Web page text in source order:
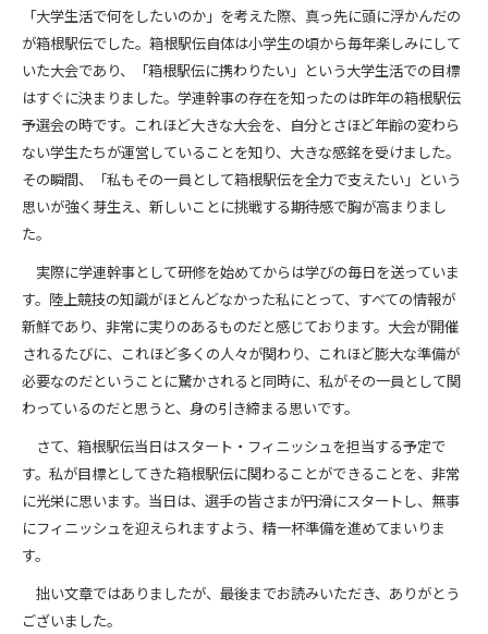
「大学生活で何をしたいのか」を考えた際、真っ先に頭に浮かんだの
が箱根駅伝でした。箱根駅伝自体は小学生の頃から毎年楽しみにして
いた大会であり、「箱根駅伝に携わりたい」という大学生活での目標
はすぐに決まりました。学連幹事の存在を知ったのは昨年の箱根駅伝
予選会の時です。これほど大きな大会を、自分とさほど年齢の変わら
ない学生たちが運営していることを知り、大きな感銘を受けました。
その瞬間、「私もその一員として箱根駅伝を全力で支えたい」という
思いが強く芽生え、新しいことに挑戦する期待感で胸が高まりまし
た。
実際に学連幹事として研修を始めてからは学びの毎日を送っていま
す。陸上競技の知識がほとんどなかった私にとって、すべての情報が
新鮮であり、非常に実りのあるものだと感じております。大会が開催
されるたびに、これほど多くの人々が関わり、これほど膨大な準備が
必要なのだということに驚かされると同時に、私がその一員として関
わっているのだと思うと、身の引き締まる思いです。
さて、箱根駅伝当日はスタート・フィニッシュを担当する予定で
す。私が目標としてきた箱根駅伝に関わることができることを、非常
に光栄に思います。当日は、選手の皆さまが円滑にスタートし、無事
にフィニッシュを迎えられますよう、精一杯準備を進めてまいりま
す。
拙い文章ではありましたが、最後までお読みいただき、ありがとう
ございました。